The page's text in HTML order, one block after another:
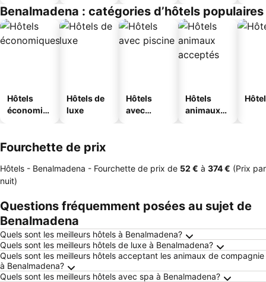
s
Benalmadena : catégories d’hôtels populaires
Hôtels
économiq
Hôtels de
luxe
Hôtels
avec
Hôtels
animaux
Fourchette de prix
Hôtels - Benalmadena - Fourchette de prix de ‎52 € à ‎374 € (Prix par
nuit)
Questions fréquemment posées au sujet de
Benalmadena
Quels sont les meilleurs hôtels à Benalmadena?
Quels sont les meilleurs hôtels de luxe à Benalmadena?
Quels sont les meilleurs hôtels acceptant les animaux de compagnie
à Benalmadena?
Quels sont les meilleurs hôtels avec spa à Benalmadena?